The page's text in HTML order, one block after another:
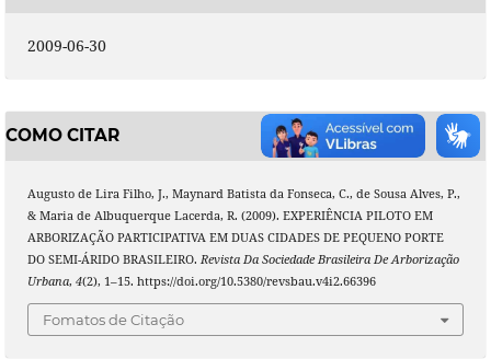
2009-06-30
COMO CITAR
Augusto de Lira Filho, J., Maynard Batista da Fonseca, C., de Sousa Alves, P.,
& Maria de Albuquerque Lacerda, R. (2009). EXPERIÊNCIA PILOTO EM
ARBORIZAÇÃO PARTICIPATIVA EM DUAS CIDADES DE PEQUENO PORTE
DO SEMI-ÁRIDO BRASILEIRO. Revista Da Sociedade Brasileira De Arborização
Urbana, 4(2), 1–15. https://doi.org/10.5380/revsbau.v4i2.66396
Fomatos de Citação